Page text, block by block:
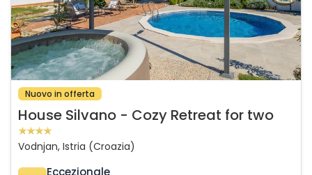
Nuovo in offerta
House Silvano - Cozy Retreat for two
Vodnjan, Istria (Croazia)
Eccezionale